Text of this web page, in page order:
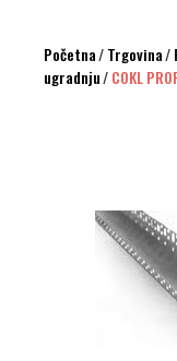
Početna/Trgovina/
ugradnju/COKL